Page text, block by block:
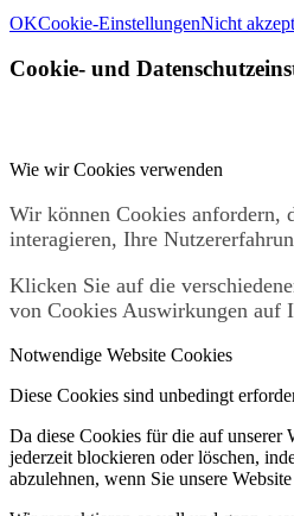
OKCookie-EinstellungenNicht
Cookie- und
Wie wir Cookies verwenden
Wir können Cookies anfordern,
interagieren, Ihre
Klicken Sie auf die
von Cookies Auswirkungen auf
Notwendige Website Cookies
Diese Cookies sind unbedingt
Da diese Cookies für die auf unserer
jederzeit blockieren oder löschen,
abzulehnen, wenn Sie unsere